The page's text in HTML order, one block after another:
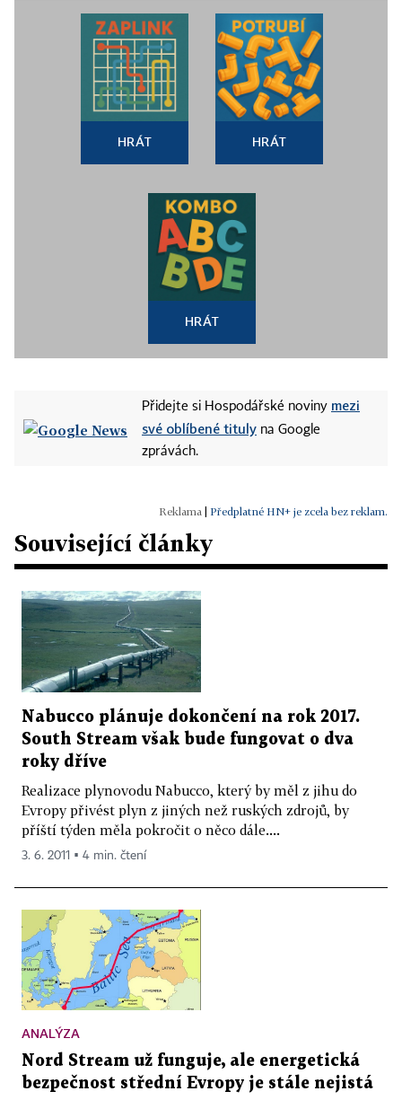
HRÁT HRÁT
HRÁT
Přidejte si Hospodářské noviny mezi
své oblíbené tituly na Google
zprávách.
Předplatné HN+ je zcela bez reklam.
Související články
Nabucco plánuje dokončení na rok 2017.
South Stream však bude fungovat o dva
roky dříve
Realizace plynovodu Nabucco, který by měl z jihu do
Evropy přivést plyn z jiných než ruských zdrojů, by
příští týden měla pokročit o něco dále....
3. 6. 2011 ▪ 4 min. čtení
ANALÝZA
Nord Stream už funguje, ale energetická
bezpečnost střední Evropy je stále nejistá